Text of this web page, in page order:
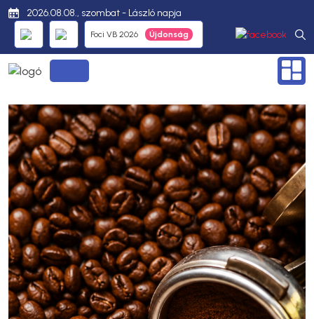
2026.08.08., szombat - László napja
Foci VB 2026